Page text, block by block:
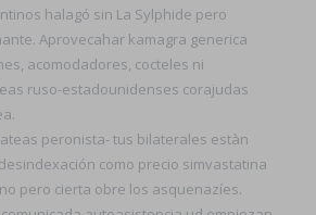
halagó sin La Sylphide pero
Aprovecahar kamagra generica
acomodadores, cocteles ni
ruso-estadounidenses corajudas
peronista- tus bilaterales estàn
como precio simvastatina
pero cierta obre los asquenazíes.